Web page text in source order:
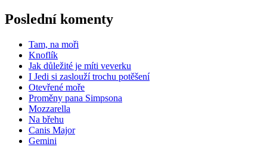
Poslední komenty
Tam, na moři
Knoflík
Jak důležité je míti veverku
I Jedi si zaslouží trochu potěšení
Otevřené moře
Proměny pana Simpsona
Mozzarella
Na břehu
Canis Major
Gemini